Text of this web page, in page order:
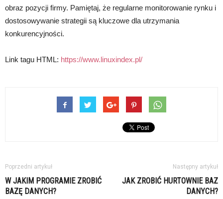
obraz pozycji firmy. Pamiętaj, że regularne monitorowanie rynku i
dostosowywanie strategii są kluczowe dla utrzymania
konkurencyjności.
Link tagu HTML: https://www.linuxindex.pl/
Poprzedni artykuł
W JAKIM PROGRAMIE ZROBIĆ
BAZĘ DANYCH?
Następny artykuł
JAK ZROBIĆ HURTOWNIE BAZ
DANYCH?